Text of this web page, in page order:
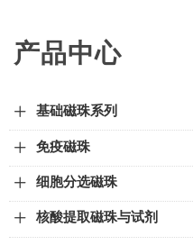
产品中心
基础磁珠系列
免疫磁珠
细胞分选磁珠
核酸提取磁珠与试剂